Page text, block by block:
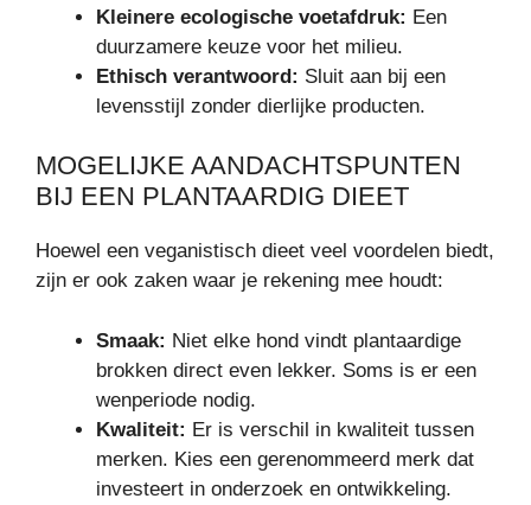
Kleinere ecologische voetafdruk: Een
duurzamere keuze voor het milieu.
Ethisch verantwoord: Sluit aan bij een
levensstijl zonder dierlijke producten.
MOGELIJKE AANDACHTSPUNTEN
BIJ EEN PLANTAARDIG DIEET
Hoewel een veganistisch dieet veel voordelen biedt,
zijn er ook zaken waar je rekening mee houdt:
Smaak: Niet elke hond vindt plantaardige
brokken direct even lekker. Soms is er een
wenperiode nodig.
Kwaliteit: Er is verschil in kwaliteit tussen
merken. Kies een gerenommeerd merk dat
investeert in onderzoek en ontwikkeling.